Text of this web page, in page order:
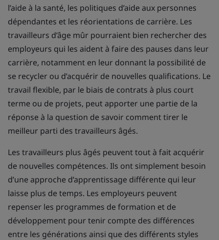
l’aide à la santé, les politiques d’aide aux personnes
dépendantes et les réorientations de carrière. Les
travailleurs d’âge mûr pourraient bien rechercher des
employeurs qui les aident à faire des pauses dans leur
carrière, notamment en leur donnant la possibilité de
se recycler ou d’acquérir de nouvelles qualifications. Le
travail flexible, par le biais de contrats à plus court
terme ou de projets, peut apporter une partie de la
réponse à la question de savoir comment tirer le
meilleur parti des travailleurs âgés.
Les travailleurs plus âgés peuvent tout à fait acquérir
de nouvelles compétences. Ils ont simplement besoin
d’une approche d’apprentissage différente qui leur
laisse plus de temps. Les employeurs peuvent
repenser les programmes de formation et de
développement pour tenir compte des différences
entre les générations ainsi que des différents styles